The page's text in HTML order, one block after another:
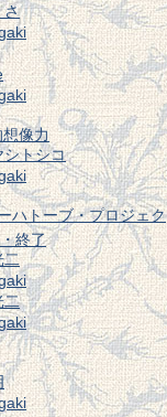
さ
像力
シトシコ
ハトーブ・プロジェク
終了
二